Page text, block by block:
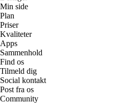
Min side
Plan
Priser
Kvaliteter
Apps
Sammenhold
Find os
Tilmeld dig
Social kontakt
Post fra os
Community